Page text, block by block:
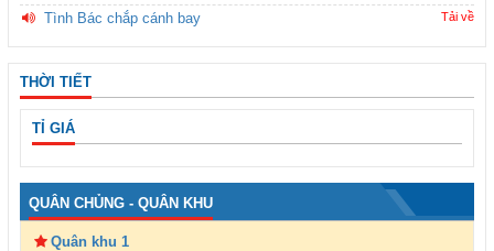
Tình Bác chắp cánh bay Tải về
THỜI TIẾT
TỈ GIÁ
QUÂN CHỦNG - QUÂN KHU
Quân khu 1